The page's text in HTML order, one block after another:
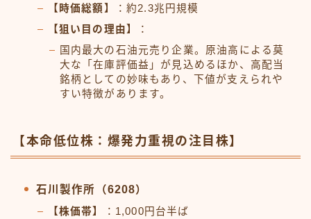
【時価総額】
：約2.3兆円規模
【狙い目の理由】
：
国内最大の石油元売り企業。原油高による莫
大な「在庫評価益」が見込めるほか、高配当
銘柄としての妙味もあり、下値が支えられや
すい特徴があります。
【本命低位株：爆発力重視の注目株】
石川製作所（6208）
【株価帯】
：1,000円台半ば